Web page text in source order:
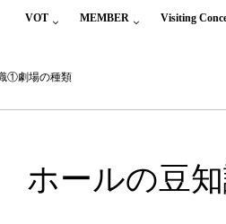
VOT MEMBER Visiting
①劇場の種類
ホールの豆